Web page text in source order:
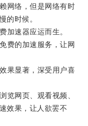
络，但是网络有时
的时候。
速器应运而生。
的加速服务，让网
显著，深受用户喜
网页、观看视频、
效果，让人欲罢不